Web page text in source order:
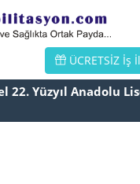
ÜCRETSİZ İş
22. Yüzyıl Anadolu